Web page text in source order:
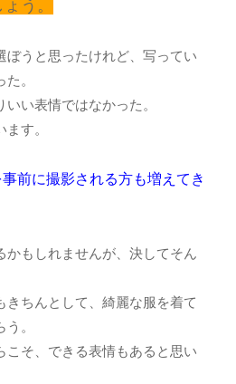
う。
ぼうと思ったけれど、写ってい
。
い表情ではなかった。
す。
前に撮影される方も増えてき
かもしれませんが、決してそん
きちんとして、綺麗な服を着て
。
こそ、できる表情もあると思い